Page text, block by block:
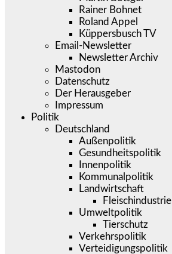
Rainer Bohnet
Roland Appel
Küppersbusch TV
Email-Newsletter
Newsletter Archiv
Mastodon
Datenschutz
Der Herausgeber
Impressum
Politik
Deutschland
Außenpolitik
Gesundheitspolitik
Innenpolitik
Kommunalpolitik
Landwirtschaft
Fleischindustrie
Umweltpolitik
Tierschutz
Verkehrspolitik
Verteidigungspolitik